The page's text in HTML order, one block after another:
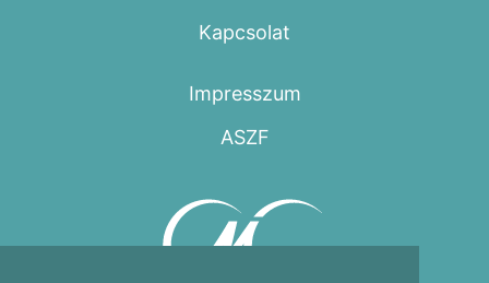
Kapcsolat
Impresszum
ASZF